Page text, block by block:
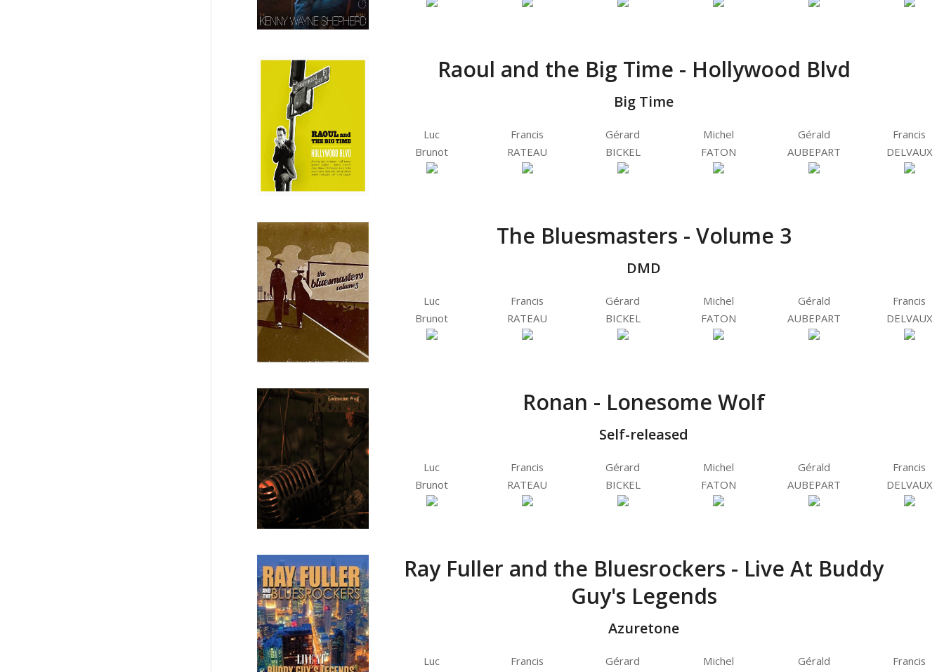
Raoul and the Big Time - Hollywood Blvd
Big Time
Luc
Brunot
Francis
RATEAU
Gérard
BICKEL
Michel
FATON
Gérald
AUBEPART
Francis
DELVAUX
The Bluesmasters - Volume 3
DMD
Luc
Brunot
Francis
RATEAU
Gérard
BICKEL
Michel
FATON
Gérald
AUBEPART
Francis
DELVAUX
Ronan - Lonesome Wolf
Self-released
Luc
Brunot
Francis
RATEAU
Gérard
BICKEL
Michel
FATON
Gérald
AUBEPART
Francis
DELVAUX
Ray Fuller and the Bluesrockers - Live At Buddy
Guy's Legends
Azuretone
Luc
Francis
Gérard
Michel
Gérald
Francis